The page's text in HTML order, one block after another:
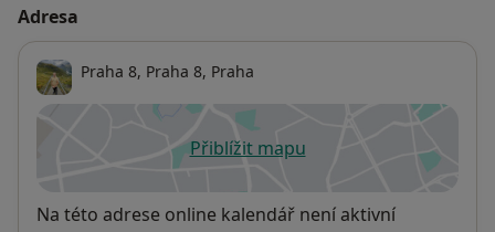
Adresa
Praha 8, Praha 8, Praha
Přiblížit mapuse otevře v nové záložce
Dostupnost
Na této adrese online kalendář není aktivní